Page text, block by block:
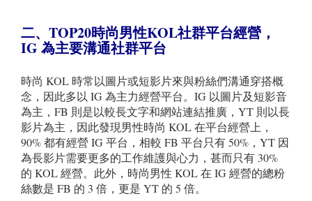
二、TOP20時尚男性KOL社群平台經營 ，
IG 為主要溝通社群平台
時尚 KOL 時常以圖片或短影片來與粉絲們溝通穿搭概
念，因此多以 IG 為主力經營平台。IG 以圖片及短影音
為主，FB 則是以較長文字和網站連結推廣，YT 則以長
影片為主，因此發現男性時尚 KOL 在平台經營上，
90% 都有經營 IG 平台，相較 FB 平台只有 50%，YT 因
為長影片需要更多的工作維護與心力，甚而只有 30%
的 KOL 經營。此外，時尚男性 KOL 在 IG 經營的總粉
絲數是 FB 的 3 倍，更是 YT 的 5 倍。